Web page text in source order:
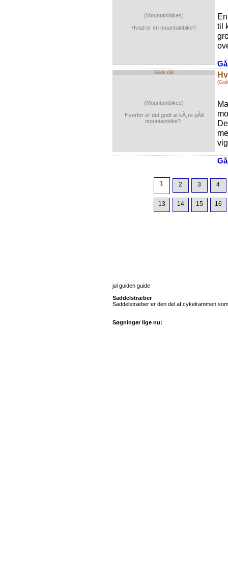
(Mountainbikes)
Hvad er en mountainbike?
til
Gode råd
(Mountainbikes)
Hvorfor er det godt at kÃ¸re pÃ¥
mountainbike?
1 2 3 4
13 14 15 16
jul guiden guide
Saddelstræber
Saddelstræber er den del af cykelrammen
Søgninger lige nu: